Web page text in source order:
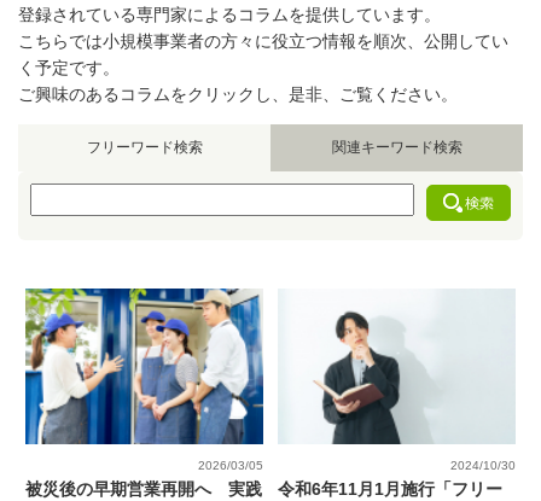
登録されている専門家によるコラムを提供しています。
こちらでは小規模事業者の方々に役立つ情報を順次、公開してい
く予定です。
ご興味のあるコラムをクリックし、是非、ご覧ください。
フリーワード検索 関連キーワード検索
2026/03/05
被災後の早期営業再開へ 実践
2024/10/30
令和6年11月1月施行「フリー